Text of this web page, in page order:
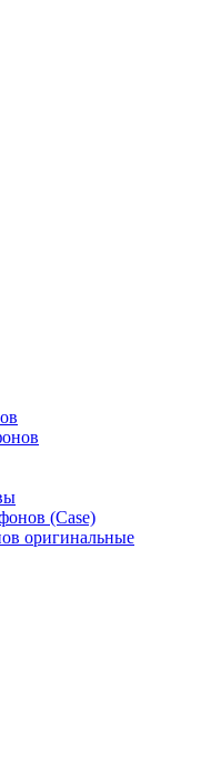
(Case)
оригинальные